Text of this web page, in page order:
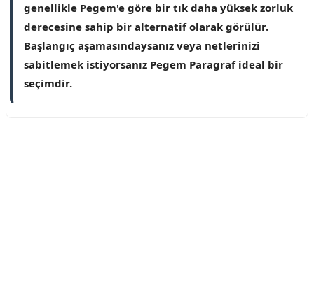
genellikle Pegem'e göre bir tık daha yüksek zorluk
derecesine sahip bir alternatif olarak görülür.
Başlangıç aşamasındaysanız veya netlerinizi
sabitlemek istiyorsanız Pegem Paragraf ideal bir
seçimdir.